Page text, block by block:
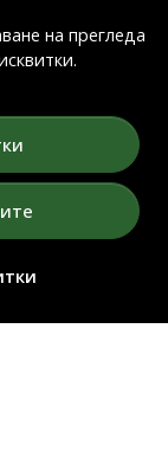
на прегледа